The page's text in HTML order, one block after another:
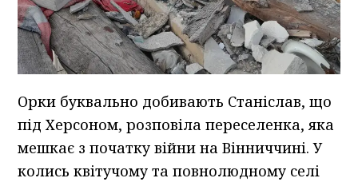
Орки буквально добивають Станіслав, що
під Херсоном, розповіла переселенка, яка
мешкає з початку війни на Вінниччині. У
колись квітучому та повнолюдному селі